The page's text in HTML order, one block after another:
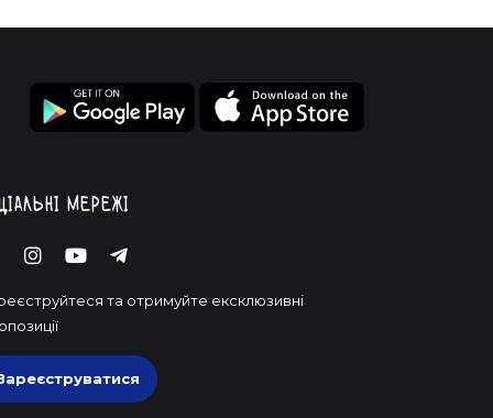
мережі
та отримуйте ексклюзивні